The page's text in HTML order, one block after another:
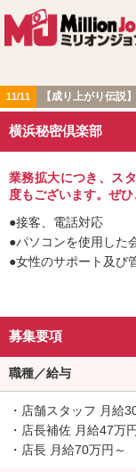
11/11 【成り上がり伝説】未経験
横浜秘密倶楽部
業務拡大につき、ス
度もございます。ぜひ
●接客、電話対応
●パソコンを使用した
●女性のサポート及び
募集要項
職種／給与
・店舗スタッフ 月給
・店長補佐 月給47万
・店長 月給70万円～